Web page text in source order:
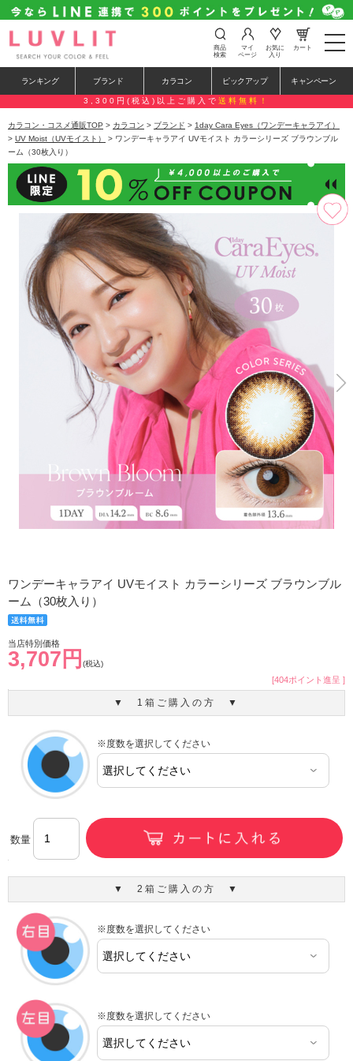
t
o
e
n
a
v
i
t
i
o
n
商品
検索
マイ
ページ
お気に
入り
カート
ランキング ブランド カラコン ピックアップ キャンペーン
3,300円(税込)以上ご購入で 送料無料！
カラコン・コスメ通販TOP > カラコン > ブランド > 1day Cara Eyes（ワンデーキャラアイ）
> UV Moist（UVモイスト）
> ワンデーキャラアイ UVモイスト カラーシリーズ ブラウンブル
ーム（30枚入り）
ワンデーキャラアイ UVモイスト カラーシリーズ ブラウンブル
ーム（30枚入り）
当店特別価格
3,707円 (税込)
[404ポイント進呈 ]
▼ 1箱ご購入の方 ▼
※度数を選択してください
数量
▼ 2箱ご購入の方 ▼
※度数を選択してください
※度数を選択してください